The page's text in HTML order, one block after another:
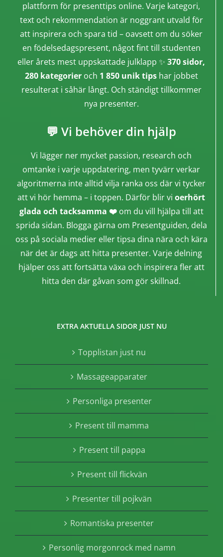
plattform för presenttips online. Varje kategori,
text och rekommendation är noggrant utvald för
att inspirera och spara tid – oavsett om du söker
en födelsedagspresent, något fint till studenten
eller årets mest uppskattade julklapp ✨ 370 sidor,
280 kategorieroch 1 850 unik tipshar jobbet
resulterat i såhär långt. Och ständigt tillkommer
nya presenter.
💬 Vi behöver din hjälp
Vi lägger ner mycket passion, research och
omtanke i varje uppdatering, men tyvärr verkar
algoritmerna inte alltid vilja ranka oss där vi tycker
att vi hör hemma – i toppen. Därför blir vi oerhört
glada och tacksamma ❤️om du vill hjälpa till att
sprida sidan. Blogga gärna om Presentguiden, dela
oss på sociala medier eller tipsa dina nära och kära
när det är dags att hitta presenter. Varje delning
hjälper oss att fortsätta växa och inspirera fler att
hitta den där gåvan som gör skillnad.
EXTRA AKTUELLA SIDOR JUST NU
Topplistan just nu
Massageapparater
Personliga presenter
Present till mamma
Present till pappa
Present till flickvän
Presenter till pojkvän
Romantiska presenter
Personlig morgonrock med namn